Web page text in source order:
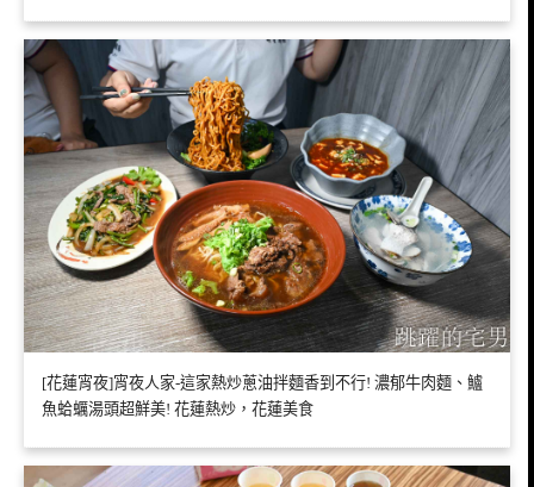
[花蓮宵夜]宵夜人家-這家熱炒蔥油拌麵香到不行! 濃郁牛肉麵、鱸
魚蛤蠣湯頭超鮮美! 花蓮熱炒，花蓮美食